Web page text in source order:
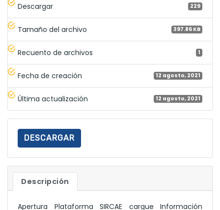
Descargar 229
Tamaño del archivo 397.86 KB
Recuento de archivos 1
Fecha de creación 12 agosto, 2021
Última actualización 12 agosto, 2021
DESCARGAR
Descripción
Apertura Plataforma SIRCAE cargue Información